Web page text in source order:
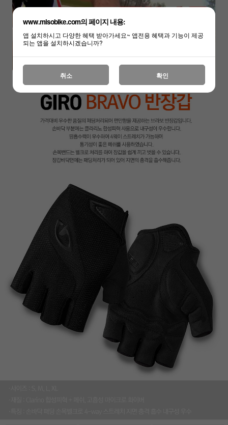
www.misobike.com의 페이지 내용:
앱 설치하시고 다양한 혜택 받아가세요~ 앱전용 혜택과 기능이 제공
되는 앱을 설치하시겠습니까?
취소 확인